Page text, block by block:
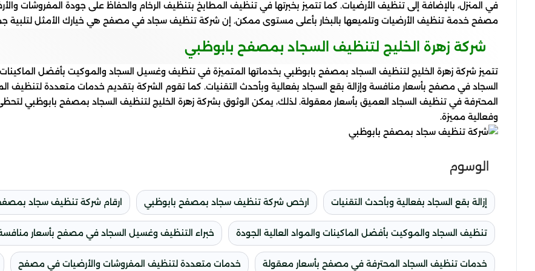
في المنزل، بالإضافة إلى تنظيف الأرضيات. كما تتميز بخبرتها في تنظيف المطابخ بتنظيف الرخام والحفاظ على جودة المفروشات
مصفح خدمة تنظيف الأرضيات وتلميعها بالبخار بأعلى مستوى ممكن. إن شركة تنظيف سجاد في مصفح هي خيارك الأمثل لتلبية
شركة زهرة الخليج لتنظيف السجاد بمصفح بابوظبي
تتميز شركة زهرة الخليج لتنظيف السجاد بمصفح بابوظبي بخدماتها المتميزة في تنظيف وغسيل السجاد والموكيت بأفضل الماكينات
السجاد في مصفح بأسعار منافسة وإزالة بقع السجاد بفعالية وبأحدث التقنيات. كما تقوم الشركة بتقديم خدمات متعددة لتنظيف
المحترفة في تنظيف السجاد العميق بأسعار معقولة. لذلك، يمكن الوثوق بشركة زهرة الخليج لتنظيف السجاد بمصفح بابوظبي
وفعالية مميزة.
الوسوم
إزالة بقع السجاد بفعالية وبأحدث التقنيات ارخص شركة تنظيف سجاد بمصفح بابوظبي ارقام شركة تنظيف سجاد
تنظيف السجاد والموكيت بأفضل الماكينات والمواد العالية الجودة خبراء التنظيف وغسيل السجاد في مصفح بأسعار
خدمات تنظيف السجاد المحترفة في مصفح بأسعار معقولة خدمات متعددة لتنظيف المفروشات والأرضيات في مصفح